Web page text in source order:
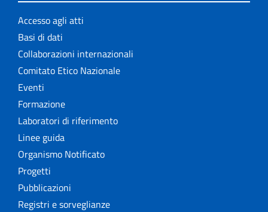
Accesso agli atti
Basi di dati
Collaborazioni internazionali
Comitato Etico Nazionale
Eventi
Formazione
Laboratori di riferimento
Linee guida
Organismo Notificato
Progetti
Pubblicazioni
Registri e sorveglianze